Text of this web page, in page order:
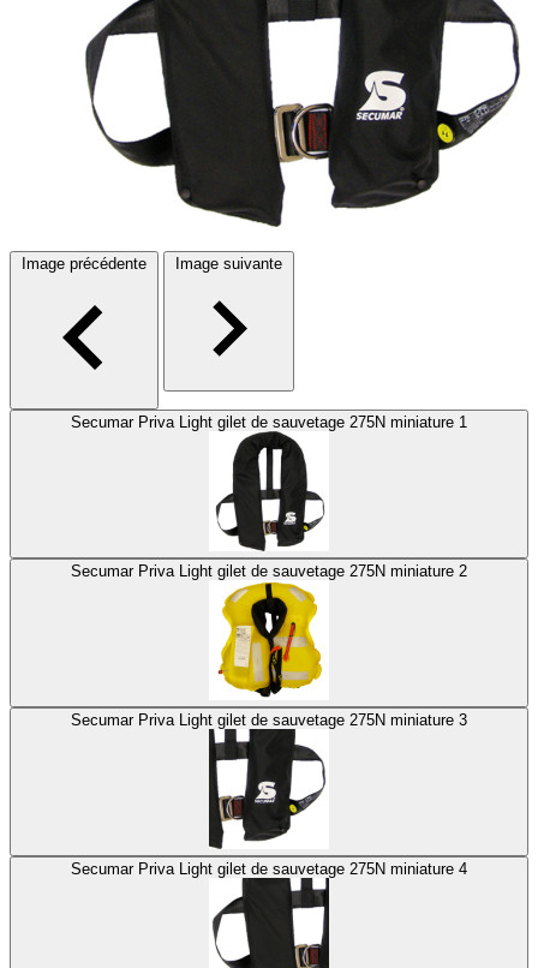
Image précédente Image suivante
Secumar Priva Light gilet de sauvetage 275N miniature 1
Secumar Priva Light gilet de sauvetage 275N miniature 2
Secumar Priva Light gilet de sauvetage 275N miniature 3
Secumar Priva Light gilet de sauvetage 275N miniature 4